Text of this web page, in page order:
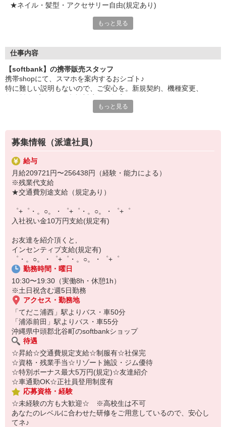
★ネイル・髪型・アクセサリー自由(規定あり)
でも心配ご無用！
お互いに教え合ったり、フォローしあったりする
和気あいあいとした人間関係がある店舗ばかり！
皆で一緒にステップアップしましょう♪
【選べるお仕事いろいろ】
▼オフィスワーク
事務、経理、データ入力、コールセンター、受付
▼工場・製造・軽作業系
機械/食品製造・梱包・仕分け・加工・組立・検査
▼美容系
眉毛サロンのアイブロウ・ネイリスト・エステ
▼営業・販売
法人営業・アパレル販売・個別指導塾・人材紹介
▼人気案件も多数♪
短期・期間限定・オープニング・官公庁案件
上場/優良/大手企業など
【スマホ面接実施中】
￣￣￣￣￣￣￣￣￣
自宅に居ながらスマホでカンタン面接OK！
オンライン面談なのでスピード対応。
もっと見る
仕事内容
【softbank】の携帯販売スタッフ
携帯shopにて、スマホを案内するおシゴト♪
特に難しい説明もないので、ご安心を。新規契約、機種変更、
満足度◎
■携帯やインターネット販売業務
docomo(ドコモ)/au(エーユー)・KDDI/softbank(ソフトバンク)など
の大手キャリアから
ワイモバイル(Y!mobille)、楽天モバイル、UQなど格安スマホまで幅
広く紹介可能♪
もっと見る
募集情報（派遣社員）
給与
月給209721円〜256438円（経験・能力による）
※残業代支給
★交通費別途支給（規定あり）
゜+゜・。○。・゜+゜・。○。・゜+゜
入社祝い金10万円支給(規定有)
お友達を紹介頂くと,
インセンティブ支給(規定有)
゜・。○。・゜+゜・。○。・゜+゜
勤務時間・曜日
10:30〜19:30（実働8h・休憩1h）
※土日祝含む週5日勤務
アクセス・勤務地
「てだこ浦西」駅よりバス・車50分
「浦添前田」駅よりバス・車55分
沖縄県中頭郡北谷町のsoftbankショップ
待遇
☆昇給☆交通費規定支給☆制服有☆社保完
☆資格・残業手当☆リゾート施設・ジム優待
☆特別ボーナス最大5万円(規定)☆友達紹介
☆車通勤OK☆正社員登用制度有
応募資格・経験
☆未経験の方も大歓迎☆ ※高校生は不可
あなたのレベルに合わせた研修をご用意しているので、安心し
てネ♪